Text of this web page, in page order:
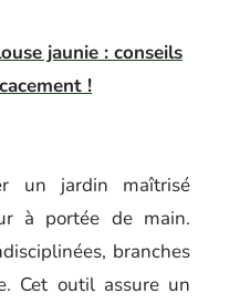
jaunie : conseils
!
un jardin maîtrisé
à portée de main.
branches
Cet outil assure un